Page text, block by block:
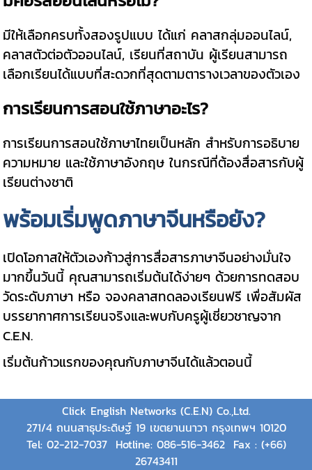
มีให้เลือกครบทั้งสองรูปแบบ ได้แก่ คลาสกลุ่มออนไลน์,
คลาสตัวต่อตัวออนไลน์, เรียนที่สถาบัน ผู้เรียนสามารถ
เลือกเรียนได้แบบที่สะดวกที่สุดตามตารางเวลาของตัวเอง
การเรียนการสอนใช้ภาษาอะไร?
การเรียนการสอนใช้ภาษาไทยเป็นหลัก สำหรับการอธิบาย
ความหมาย และใช้ภาษาอังกฤษ ในกรณีที่ต้องสื่อสารกับผู้
เรียนต่างชาติ
พร้อมเริ่มพูดภาษาจีนหรือยัง?
เปิดโอกาสให้ตัวเองก้าวสู่การสื่อสารภาษาจีนอย่างมั่นใจ
มากขึ้นวันนี้ คุณสามารถเริ่มต้นได้ง่ายๆ ด้วยการทดสอบ
วัดระดับภาษา หรือ จองคลาสทดลองเรียนฟรี เพื่อสัมผัส
บรรยากาศการเรียนจริงและพบกับครูผู้เชี่ยวชาญจาก
C.E.N.
เริ่มต้นก้าวแรกของคุณกับภาษาจีนได้แล้วตอนนี้
Click English Networks (C.E.N) Co.,Ltd.
271/4 ถนนสาธุประดิษฐ์ 19 เขตยานนาวา กรุงเทพฯ 10120
Tel: 02-212-7037Hotline: 086-516-3462 Fax : (+66)
26743411